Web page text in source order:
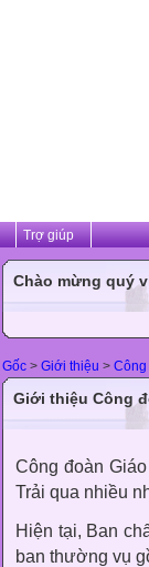
Trợ giúp
Chào mừng quý
Gốc > Giới thiệu >
Giới thiệu Công
Công đoàn
Trải qua nhiều
Hiện tại, Ban
ban thường vụ